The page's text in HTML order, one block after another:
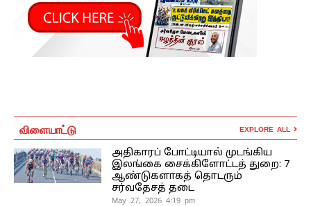
விளையாட்டு EXPLORE ALL
அதிகாரப் போட்டியால் முடங்கிய
இலங்கை சைக்கிளோட்டத் துறை: 7
ஆண்டுகளாகத் தொடரும்
சர்வதேசத் தடை
May 27, 2026 4:19 pm